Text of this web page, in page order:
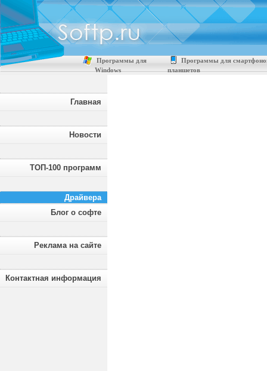
Программы для
Windows
Программы для
планшетов
Главная
Новости
ТОП-100 программ
Драйвера
Блог о софте
Реклама на сайте
Контактная информация